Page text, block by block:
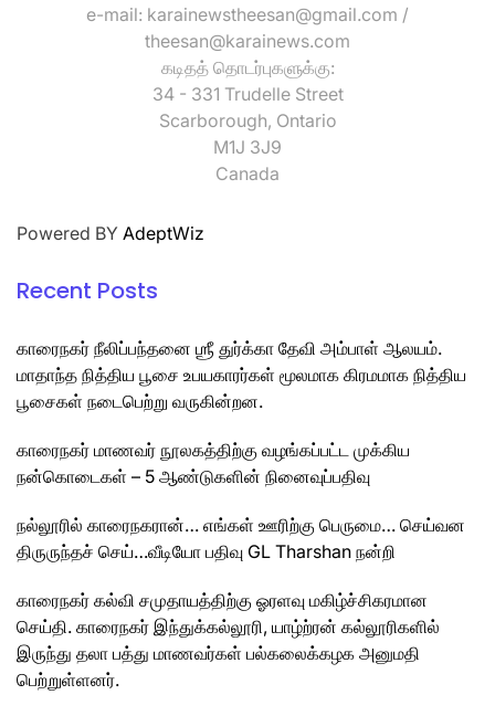
e-mail: karainewstheesan@gmail.com /
theesan@karainews.com
கடிதத் தொடர்புகளுக்கு:
34 - 331 Trudelle Street
Scarborough, Ontario
M1J 3J9
Canada
Powered BY AdeptWiz
Recent Posts
காரைநகர் நீலிப்பந்தனை ஶ்ரீ துர்க்கா தேவி அம்பாள் ஆலயம்.
மாதாந்த நித்திய பூசை உபயகாரர்கள் மூலமாக கிரமமாக நித்திய
பூசைகள் நடைபெற்று வருகின்றன.
காரைநகர் மாணவர் நூலகத்திற்கு வழங்கப்பட்ட முக்கிய
நன்கொடைகள் – 5 ஆண்டுகளின் நினைவுப்பதிவு
நல்லூரில் காரைநகரான்… எங்கள் ஊரிற்கு பெருமை… செய்வன
திருருந்தச் செய்…வீடியோ பதிவு GL Tharshan நன்றி
காரைநகர் கல்வி சமுதாயத்திற்கு ஓரளவு மகிழ்ச்சிகரமான
செய்தி. காரைநகர் இந்துக்கல்லூரி, யாழ்ற்ரன் கல்லூரிகளில்
இருந்து தலா பத்து மாணவர்கள் பல்கலைக்கழக அனுமதி
பெற்றுள்ளனர்.